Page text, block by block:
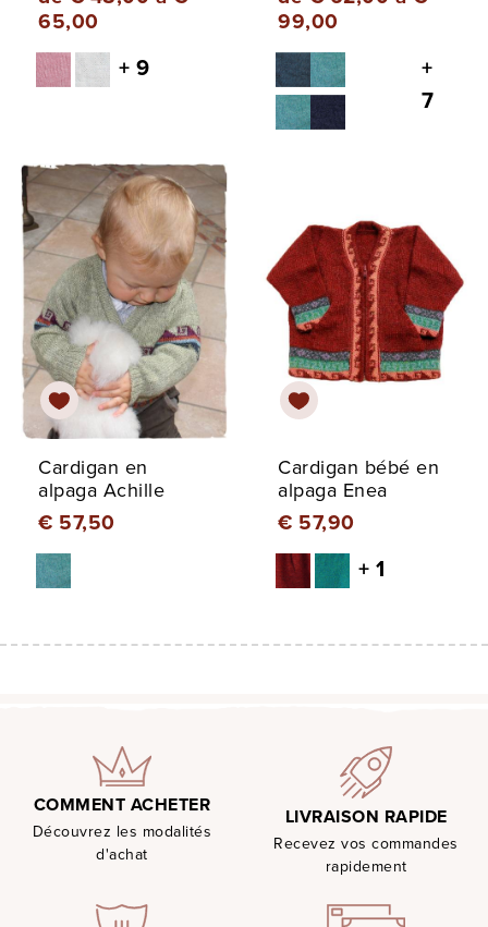
65,00
+ 9
99,00
+
7
Cardigan en
alpaga Achille
€ 57,50
Cardigan bébé en
alpaga Enea
€ 57,90
+ 1
COMMENT ACHETER
Découvrez les modalités
d'achat
LIVRAISON RAPIDE
Recevez vos commandes
rapidement